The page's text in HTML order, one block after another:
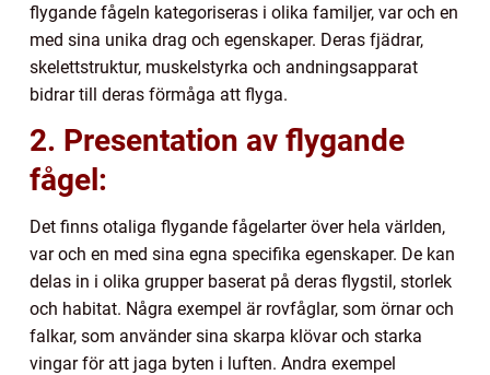
flygande fågeln kategoriseras i olika familjer, var och en
med sina unika drag och egenskaper. Deras fjädrar,
skelettstruktur, muskelstyrka och andningsapparat
bidrar till deras förmåga att flyga.
2. Presentation av flygande
fågel:
Det finns otaliga flygande fågelarter över hela världen,
var och en med sina egna specifika egenskaper. De kan
delas in i olika grupper baserat på deras flygstil, storlek
och habitat. Några exempel är rovfåglar, som örnar och
falkar, som använder sina skarpa klövar och starka
vingar för att jaga byten i luften. Andra exempel